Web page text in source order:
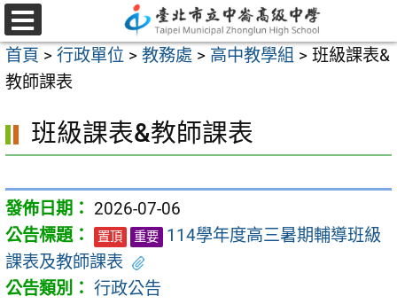
跳
至
主
要
容
選
單
首頁 > 行政單位 > 教務處 > 高中教學組 > 班級課表&
教師課表
班級課表&教師課表
2026-07-06
置頂 重要 114學年度高三暑期輔導班級
課表及教師課表
行政公告